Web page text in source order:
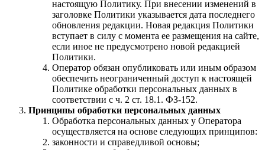
настоящую Политику. При внесении изменений в
заголовке Политики указывается дата последнего
обновления редакции. Новая редакция Политики
вступает в силу с момента ее размещения на сайте,
если иное не предусмотрено новой редакцией
Политики.
Оператор обязан опубликовать или иным образом
обеспечить неограниченный доступ к настоящей
Политике обработки персональных данных в
соответствии с ч. 2 ст. 18.1. ФЗ-152.
Принципы обработки персональных данных
Обработка персональных данных у Оператора
осуществляется на основе следующих принципов:
законности и справедливой основы;